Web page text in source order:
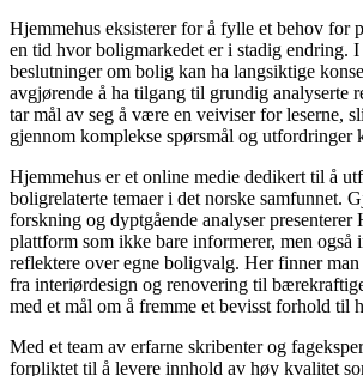
Hjemmehus eksisterer for å fylle et behov for
en tid hvor boligmarkedet er i stadig endring. I
beslutninger om bolig kan ha langsiktige
avgjørende å ha tilgang til grundig analyserte
tar mål av seg å være en veiviser for leserne,
gjennom komplekse spørsmål og utfordringer
Hjemmehus er et online medie dedikert til å
boligrelaterte temaer i det norske samfunnet.
forskning og dyptgående analyser presenterer
plattform som ikke bare informerer, men også
reflektere over egne boligvalg. Her finner
fra interiørdesign og renovering til
med et mål om å fremme et bevisst forhold til
Med et team av erfarne skribenter og
forpliktet til å levere innhold av høy kvalitet